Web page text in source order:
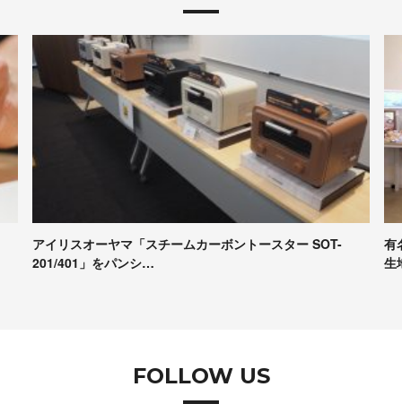
有名パンシェルジュたちが本音で評価！Pascoの冷凍パン
生地試食＆座談会レポート
【
コ
FOLLOW US